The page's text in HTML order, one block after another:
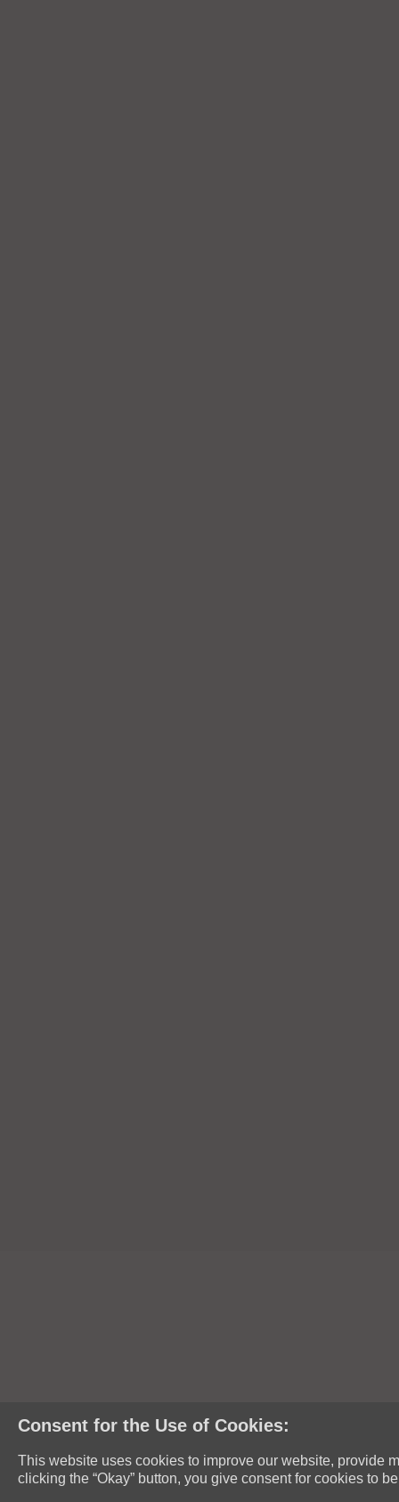
Consent for the Use of Cookies:
This website uses cookies to improve our website, provide
clicking the “Okay” button, you give consent for cookies to